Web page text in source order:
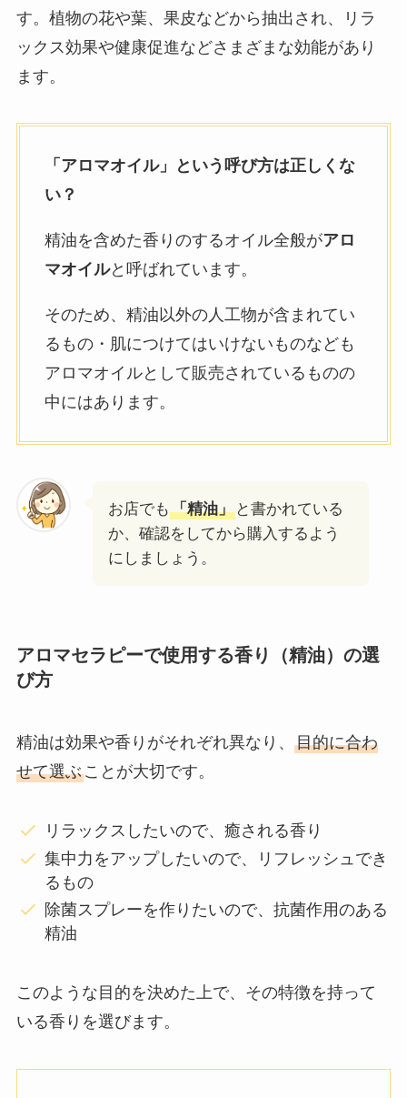
す。植物の花や葉、果皮などから抽出され、リラ
ックス効果や健康促進などさまざまな効能があり
ます。
「アロマオイル」という呼び方は正しくな
い？
精油を含めた香りのするオイル全般がアロ
マオイルと呼ばれています。
そのため、精油以外の人工物が含まれてい
るもの・肌につけてはいけないものなども
アロマオイルとして販売されているものの
中にはあります。
お店でも 「精油」と書かれている
か、確認をしてから購入するよう
にしましょう。
アロマセラピーで使用する香り （精油）の選
び方
精油は効果や香りがそれぞれ異なり、 目的に合わ
せて選ぶことが大切です。
リラックスしたいので、癒される香り
集中力をアップしたいので、リフレッシュでき
るもの
除菌スプレーを作りたいので、抗菌作用のある
精油
このような目的を決めた上で、その特徴を持って
いる香りを選びます。